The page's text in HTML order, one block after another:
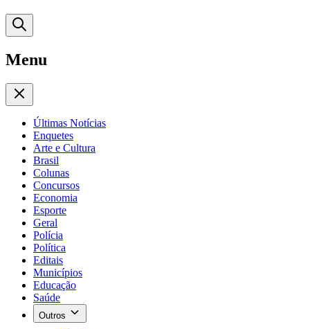
Menu
Últimas Notícias
Enquetes
Arte e Cultura
Brasil
Colunas
Concursos
Economia
Esporte
Geral
Polícia
Política
Editais
Municípios
Educação
Saúde
Outros